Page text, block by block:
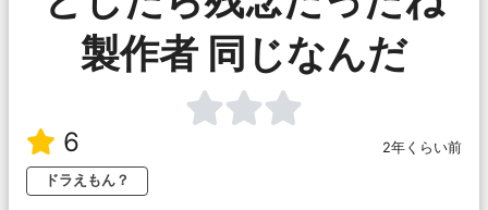
製作者 同じなんだ
6
2年くらい前
ドラえもん？